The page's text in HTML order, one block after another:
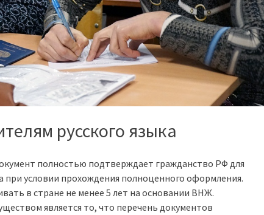
русского языка
полностью подтверждает гражданство РФ для
при условии прохождения полноценного оформления.
в стране не менее 5 лет на основании ВНЖ.
является то, что перечень документов